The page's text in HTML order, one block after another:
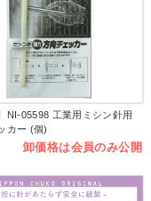
NI-05598 工業用ミシン針用
カー (個)
卸価格は会員のみ公開